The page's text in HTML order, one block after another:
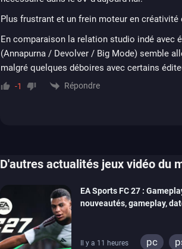
Plus frustrant et un frein moteur en
En comparaison la relation studio indé avec
(Annapurna / Devolver / Big Mode) semble
malgré quelques déboires avec certains
-1 Répondre
D'autres actualités jeux vidéo du
EA Sports FC 27 :
nouveautés, gameplay,
Il y a 11 heures pc